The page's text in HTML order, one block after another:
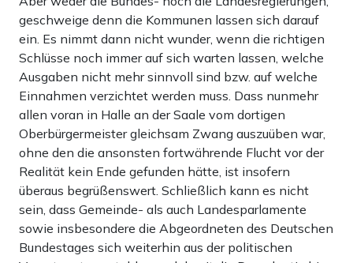
geschweige denn die Kommunen lassen sich darauf
ein. Es nimmt dann nicht wunder, wenn die richtigen
Schlüsse noch immer auf sich warten lassen, welche
Ausgaben nicht mehr sinnvoll sind bzw. auf welche
Einnahmen verzichtet werden muss. Dass nunmehr
allen voran in Halle an der Saale vom dortigen
Oberbürgermeister gleichsam Zwang auszuüben war,
ohne den die ansonsten fortwährende Flucht vor der
Realität kein Ende gefunden hätte, ist insofern
überaus begrüßenswert. Schließlich kann es nicht
sein, dass Gemeinde- als auch Landesparlamente
sowie insbesondere die Abgeordneten des Deutschen
Bundestages sich weiterhin aus der politischen